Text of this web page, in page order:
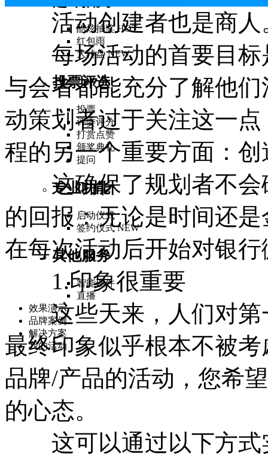
酷炫抽奖HOT
红包雨
大转盘NEW
投票评选
投票
评委评分
打赏点赞
颁奖典礼
提问
专业功能
启动仪式
签约仪式NEW
其他服务
智能硬件
直播
效果演示
品牌案例
解决方案
我的活动
活动创建者也是商人
每场活动的首要目标
与会者都能充分了解他
动策划者过于关注这一
程的另一个重要方面：
这确保了规划者不会
的回报：无论是时间还
在每次活动后开始对银行
1.印象很重要
这些天来，人们对第
最终印象似乎根本不被
品牌/产品的活动，您希
的心态。
这可以通过以下方式